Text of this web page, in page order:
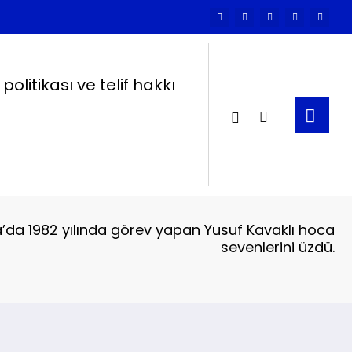
politikası ve telif hakkı
1982 yılında görev yapan Yusuf Kavaklı hoca
sevenlerini üzdü.